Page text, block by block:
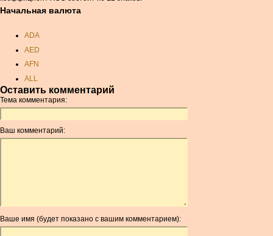
Начальная валюта
ADA
AED
AFN
ALL
AMD
ANC
ANG
AOA
AUR
AWG
Оставить комментарий
Тема комментария:
Ваш комментарий:
Ваше имя (будет показано с вашим комментарием):